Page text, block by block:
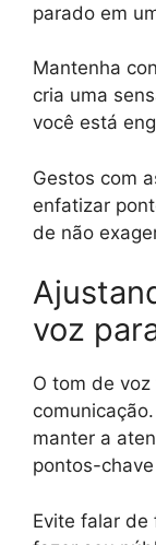
parado em
Mantenha
cria uma
você está
Gestos com
enfatizar
de não
voz
O tom de
manter a
pontos-
Evite falar de